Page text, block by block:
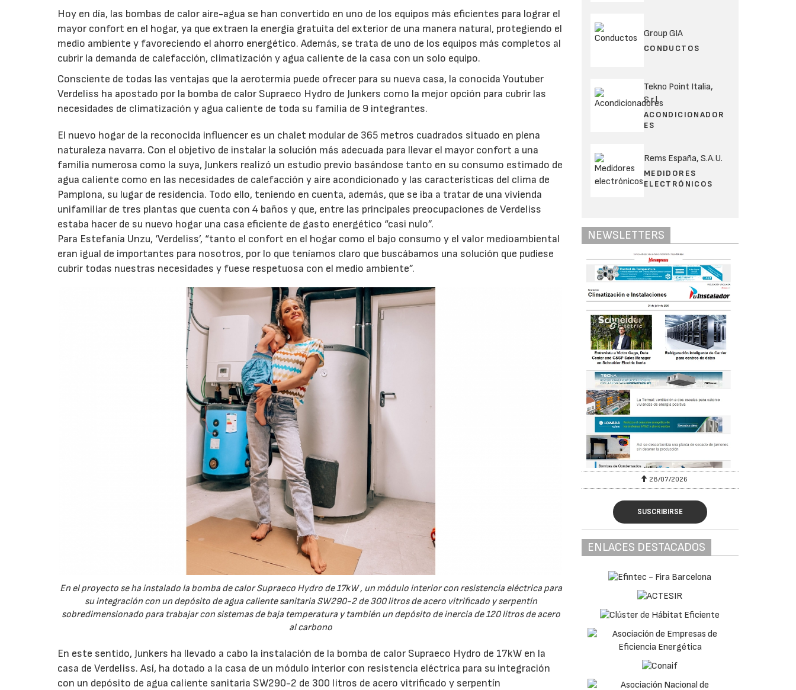
Hoy en día, las bombas de calor aire-agua se han convertido en uno de los equipos más eficientes para lograr el
mayor confort en el hogar, ya que extraen la energía gratuita del exterior de una manera natural, protegiendo el
medio ambiente y favoreciendo el ahorro energético. Además, se trata de uno de los equipos más completos al
cubrir la demanda de calefacción, climatización y agua caliente de la casa con un solo equipo.
Consciente de todas las ventajas que la aerotermia puede ofrecer para su nueva casa, la conocida Youtuber
Verdeliss ha apostado por la bomba de calor Supraeco Hydro de Junkers como la mejor opción para cubrir las
necesidades de climatización y agua caliente de toda su familia de 9 integrantes.
El nuevo hogar de la reconocida influencer es un chalet modular de 365 metros cuadrados situado en plena
naturaleza navarra. Con el objetivo de instalar la solución más adecuada para llevar el mayor confort a una
familia numerosa como la suya, Junkers realizó un estudio previo basándose tanto en su consumo estimado de
agua caliente como en las necesidades de calefacción y aire acondicionado y las características del clima de
Pamplona, su lugar de residencia. Todo ello, teniendo en cuenta, además, que se iba a tratar de una vivienda
unifamiliar de tres plantas que cuenta con 4 baños y que, entre las principales preocupaciones de Verdeliss
estaba hacer de su nuevo hogar una casa eficiente de gasto energético “casi nulo”.
Para Estefanía Unzu, ‘Verdeliss’, “tanto el confort en el hogar como el bajo consumo y el valor medioambiental
eran igual de importantes para nosotros, por lo que teníamos claro que buscábamos una solución que pudiese
cubrir todas nuestras necesidades y fuese respetuosa con el medio ambiente”.
En el proyecto se ha instalado la bomba de calor Supraeco Hydro de 17kW , un módulo interior con resistencia eléctrica para
su integración con un depósito de agua caliente sanitaria SW290-2 de 300 litros de acero vitrificado y serpentín
sobredimensionado para trabajar con sistemas de baja temperatura y también un depósito de inercia de 120 litros de acero
al carbono
En este sentido, Junkers ha llevado a cabo la instalación de la bomba de calor Supraeco Hydro de 17kW en la
casa de Verdeliss. Así, ha dotado a la casa de un módulo interior con resistencia eléctrica para su integración
con un depósito de agua caliente sanitaria SW290-2 de 300 litros de acero vitrificado y serpentín
Group GIA
CONDUCTOS
Tekno Point Italia,
S.r.l.
ACONDICIONADOR
ES
Rems España, S.A.U.
MEDIDORES
ELECTRÓNICOS
NEWSLETTERS
28/07/2026 28/07/2026
SUSCRIBIRSE
ENLACES DESTACADOS